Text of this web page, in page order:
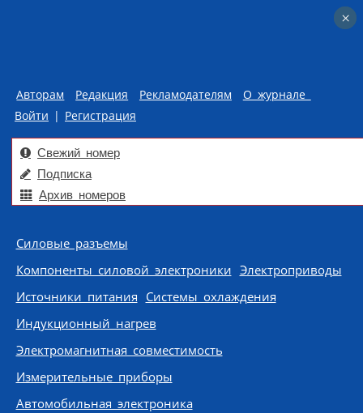
Авторам Редакция Рекламодателям
О журнале
Войти | Регистрация
Свежий номер
Подписка
Архив номеров
Skip to content
Силовые разъемы
Компоненты силовой электроники Электроприводы
Источники питания Системы охлаждения
Индукционный нагрев
Электромагнитная совместимость
Измерительные приборы
Автомобильная электроника
×
×